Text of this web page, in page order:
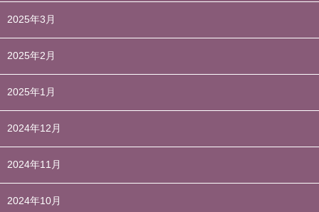
2025年3月
2025年2月
2025年1月
2024年12月
2024年11月
2024年10月